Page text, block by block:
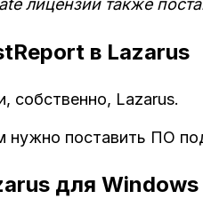
лицензии также
в Lazarus
собственно, Lazarus.
нужно поставить ПО
для Windows